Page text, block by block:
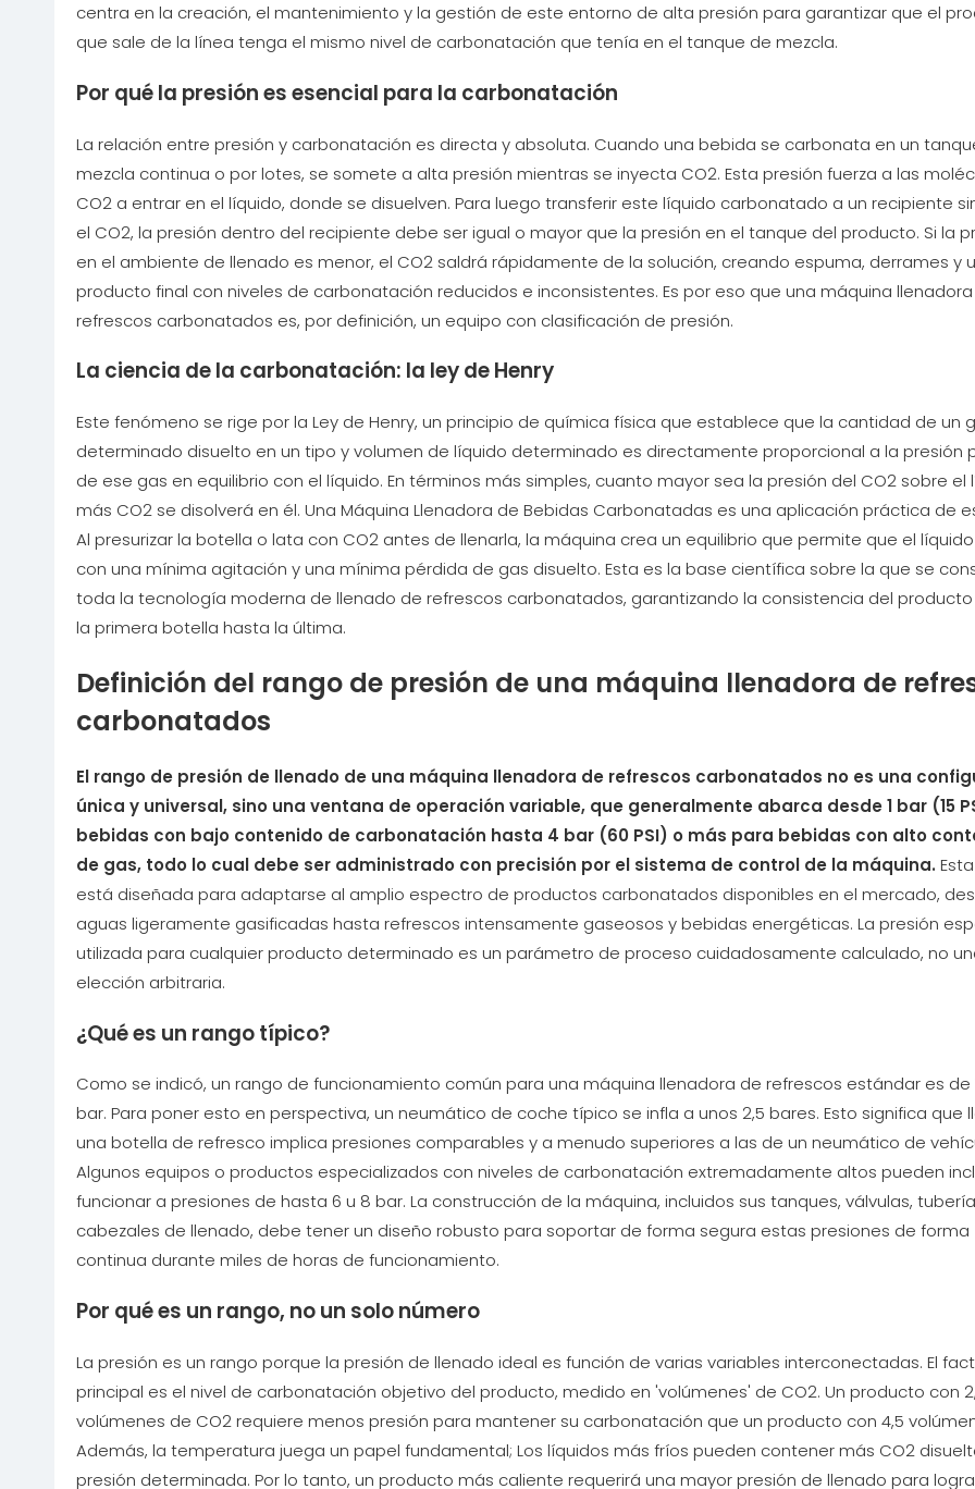
centra en la creación, el mantenimiento y la gestión de este entorno de alta presión para garantizar que el
que sale de la línea tenga el mismo nivel de carbonatación que tenía en el tanque de mezcla.
Por qué la presión es esencial para la carbonatación
La relación entre presión y carbonatación es directa y absoluta. Cuando una bebida se carbonata en un
mezcla continua o por lotes, se somete a alta presión mientras se inyecta CO2. Esta presión fuerza a las
CO2 a entrar en el líquido, donde se disuelven. Para luego transferir este líquido carbonatado a un recipiente
el CO2, la presión dentro del recipiente debe ser igual o mayor que la presión en el tanque del producto. Si la
en el ambiente de llenado es menor, el CO2 saldrá rápidamente de la solución, creando espuma, derrames y
producto final con niveles de carbonatación reducidos e inconsistentes. Es por eso que una máquina
refrescos carbonatados es, por definición, un equipo con clasificación de presión.
La ciencia de la carbonatación: la ley de Henry
Este fenómeno se rige por la Ley de Henry, un principio de química física que establece que la cantidad de un
determinado disuelto en un tipo y volumen de líquido determinado es directamente proporcional a la presión
de ese gas en equilibrio con el líquido. En términos más simples, cuanto mayor sea la presión del CO2 sobre el
más CO2 se disolverá en él. Una Máquina Llenadora de Bebidas Carbonatadas es una aplicación práctica de
Al presurizar la botella o lata con CO2 antes de llenarla, la máquina crea un equilibrio que permite que el
con una mínima agitación y una mínima pérdida de gas disuelto. Esta es la base científica sobre la que se
toda la tecnología moderna de llenado de refrescos carbonatados, garantizando la consistencia del
la primera botella hasta la última.
Definición del rango de presión de una máquina llenadora de
carbonatados
El rango de presión de llenado de una máquina llenadora de refrescos carbonatados no es una
única y universal, sino una ventana de operación variable, que generalmente abarca desde 1 bar (15
bebidas con bajo contenido de carbonatación hasta 4 bar (60 PSI) o más para bebidas con alto
de gas, todo lo cual debe ser administrado con precisión por el sistema de control de la máquina.
está diseñada para adaptarse al amplio espectro de productos carbonatados disponibles en el mercado,
aguas ligeramente gasificadas hasta refrescos intensamente gaseosos y bebidas energéticas. La presión
utilizada para cualquier producto determinado es un parámetro de proceso cuidadosamente calculado, no
elección arbitraria.
¿Qué es un rango típico?
Como se indicó, un rango de funcionamiento común para una máquina llenadora de refrescos estándar es de
bar. Para poner esto en perspectiva, un neumático de coche típico se infla a unos 2,5 bares. Esto significa que
una botella de refresco implica presiones comparables y a menudo superiores a las de un neumático de
Algunos equipos o productos especializados con niveles de carbonatación extremadamente altos pueden
funcionar a presiones de hasta 6 u 8 bar. La construcción de la máquina, incluidos sus tanques, válvulas,
cabezales de llenado, debe tener un diseño robusto para soportar de forma segura estas presiones de forma
continua durante miles de horas de funcionamiento.
Por qué es un rango, no un solo número
La presión es un rango porque la presión de llenado ideal es función de varias variables interconectadas. El
principal es el nivel de carbonatación objetivo del producto, medido en 'volúmenes' de CO2. Un producto con
volúmenes de CO2 requiere menos presión para mantener su carbonatación que un producto con 4,5
Además, la temperatura juega un papel fundamental; Los líquidos más fríos pueden contener más CO2
presión determinada. Por lo tanto, un producto más caliente requerirá una mayor presión de llenado para